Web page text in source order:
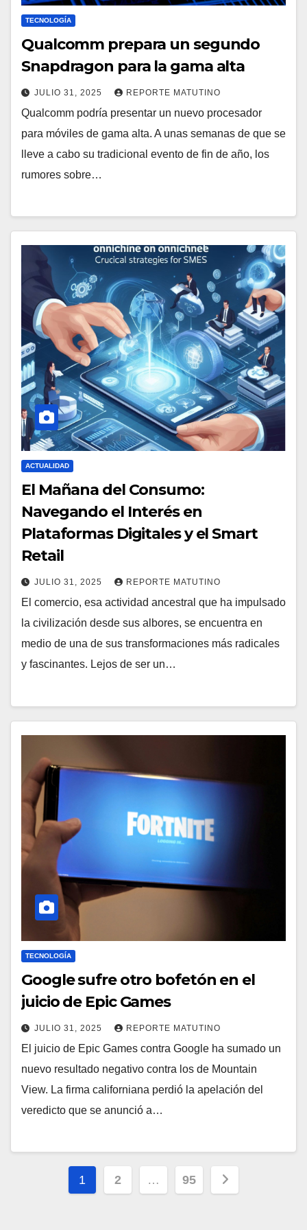
TECNOLOGÍA
Qualcomm prepara un segundo
Snapdragon para la gama alta
JULIO 31, 2025 REPORTE MATUTINO
Qualcomm podría presentar un nuevo procesador
para móviles de gama alta. A unas semanas de que se
lleve a cabo su tradicional evento de fin de año, los
rumores sobre…
ACTUALIDAD
El Mañana del Consumo:
Navegando el Interés en
Plataformas Digitales y el Smart
Retail
JULIO 31, 2025 REPORTE MATUTINO
El comercio, esa actividad ancestral que ha impulsado
la civilización desde sus albores, se encuentra en
medio de una de sus transformaciones más radicales
y fascinantes. Lejos de ser un…
TECNOLOGÍA
Google sufre otro bofetón en el
juicio de Epic Games
JULIO 31, 2025 REPORTE MATUTINO
El juicio de Epic Games contra Google ha sumado un
nuevo resultado negativo contra los de Mountain
View. La firma californiana perdió la apelación del
veredicto que se anunció a…
Paginación
1 2 … 95